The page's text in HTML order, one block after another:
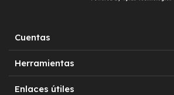
Cuentas
Herramientas
Enlaces útiles